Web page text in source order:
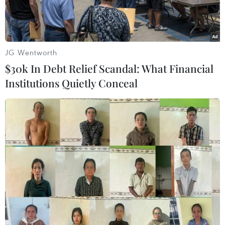
các điện thoại bán ở châu Âu sẽ phải sử dugnj cổng sạch USB
type C
Theo phóng viên TTXVN tại Brussels, theo luật
mới của châu Âu, "Quả táo cắn dở" Apple sẽ
phải sản xuất hệ thống sạc của mình theo bộ sạc
JG Wentworth
$30k In Debt Relief Scandal: What Financial
Institutions Quietly Conceal